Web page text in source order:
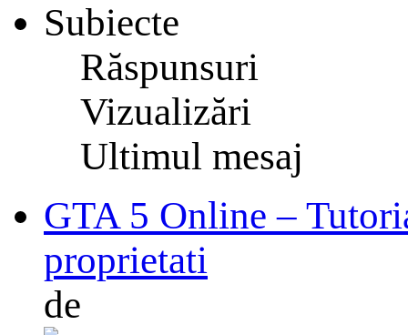
Subiecte
Răspunsuri
Vizualizări
Ultimul mesaj
GTA 5 Online –
proprietati
de